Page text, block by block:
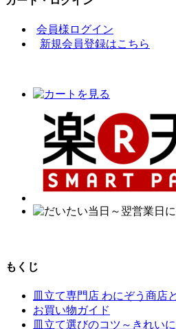
会員様ログイン
新規会員登録はこちら
もくじ
皿立て専門店 わにぞう商店
お買い物ガイド
皿立て選びのコツ～きれい